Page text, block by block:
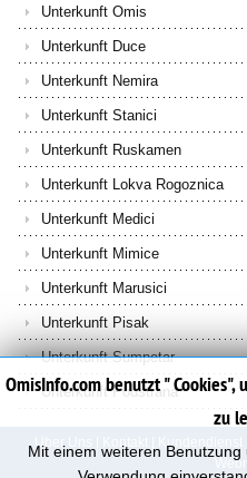
Unterkunft Omis
Unterkunft Duce
Unterkunft Nemira
Unterkunft Stanici
Unterkunft Ruskamen
Unterkunft Lokva Rogoznica
Unterkunft Medici
Unterkunft Mimice
Unterkunft Marusici
Unterkunft Pisak
Unterkunft Sumpetar
Unterkunft Podstrana
OmisInfo.com benutzt "
zu
Mit einem weiteren
Uber Uns Kontakt Kundendienst